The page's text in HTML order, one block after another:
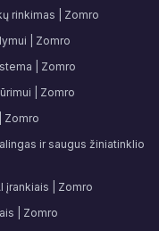
rinkimas | Zomro
| Zomro
| Zomro
| Zomro
Zomro
ir saugus žiniatinklio
įrankiais | Zomro
| Zomro